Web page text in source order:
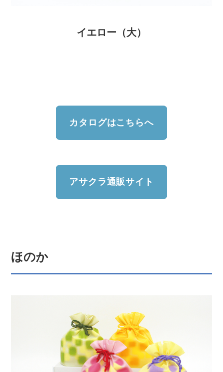
イエロー（大）
カタログはこちらへ
アサクラ通販サイト
ほのか